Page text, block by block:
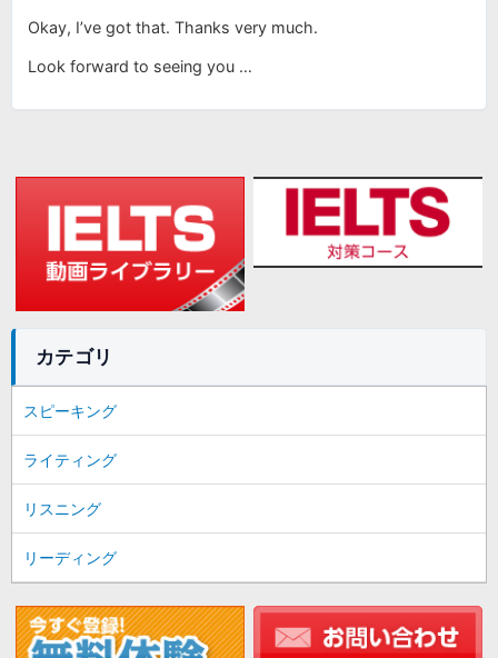
Okay, I’ve got that. Thanks very much.
Look forward to seeing you …
カテゴリ
スピーキング
ライティング
リスニング
リーディング